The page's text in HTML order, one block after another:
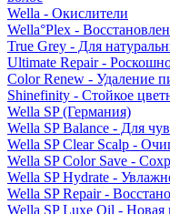
Wella - Окислители
Wella°Plex -
True Grey - Для
Ultimate Repair -
Color Renew - Удаление
Shinefinity - Стойкое
Wella SP (Германия)
Wella SP Balance - Для
Wella SP Clear Scalp -
Wella SP Color Save -
Wella SP Hydrate -
Wella SP Repair -
Wella SP Luxe Oil - Новая